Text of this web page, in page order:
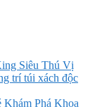
Siêu Thú Vị
trí túi xách độc
Phá Khoa